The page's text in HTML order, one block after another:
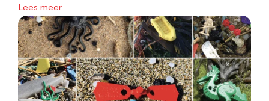
Lees meer